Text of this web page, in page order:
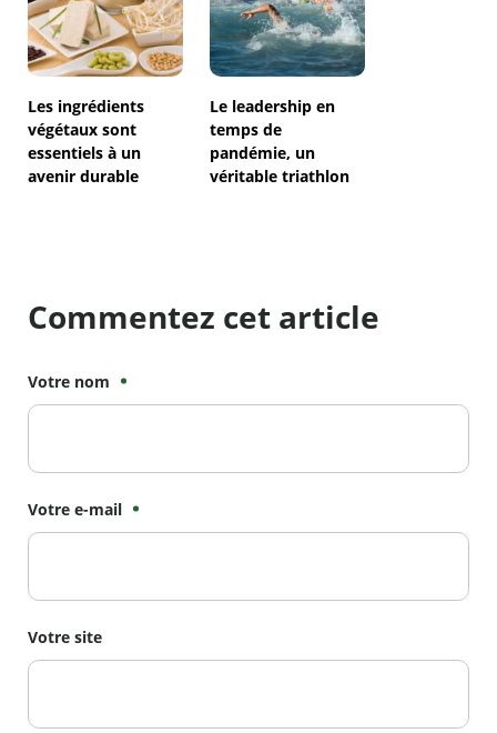
Les ingrédients
végétaux sont
essentiels à un
avenir durable
Le leadership en
temps de
pandémie, un
véritable triathlon
Commentez cet article
Votre nom
Votre e-mail
Votre site